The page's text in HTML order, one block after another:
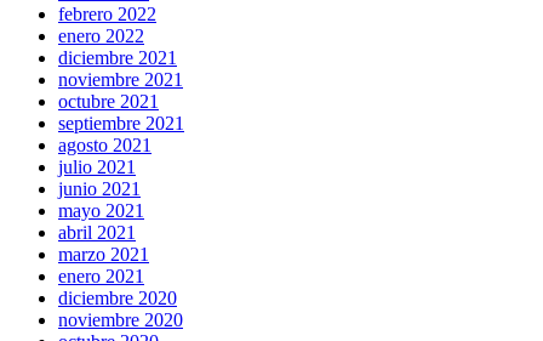
febrero 2022
enero 2022
diciembre 2021
noviembre 2021
octubre 2021
septiembre 2021
agosto 2021
julio 2021
junio 2021
mayo 2021
abril 2021
marzo 2021
enero 2021
diciembre 2020
noviembre 2020